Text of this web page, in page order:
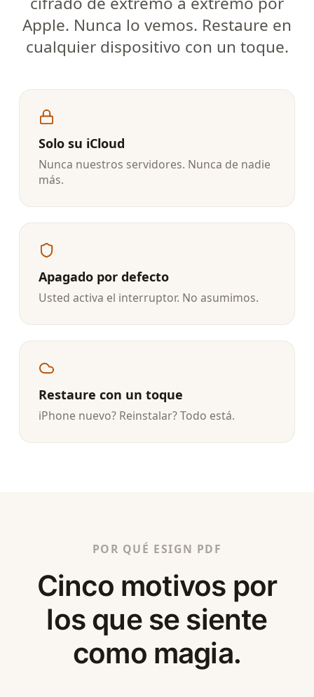
Apple. Nunca lo vemos. Restaure en
cualquier dispositivo con un toque.
Solo su iCloud
Nunca nuestros servidores. Nunca de nadie
más.
Apagado por defecto
Usted activa el interruptor. No asumimos.
Restaure con un toque
iPhone nuevo? Reinstalar? Todo está.
POR QUÉ ESIGN PDF
Cinco motivos por
los que se siente
como magia.